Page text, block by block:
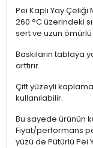
Pei Kaplı Yay Çeliği
260 °C üzerindeki
sert ve uzun ömürlü
Baskıların tablaya
arttırır.
Çift yüzeyli
kullanılabilir.
Bu sayede ürünün
Fiyat/performans
yüzü de Pütürlü Pei